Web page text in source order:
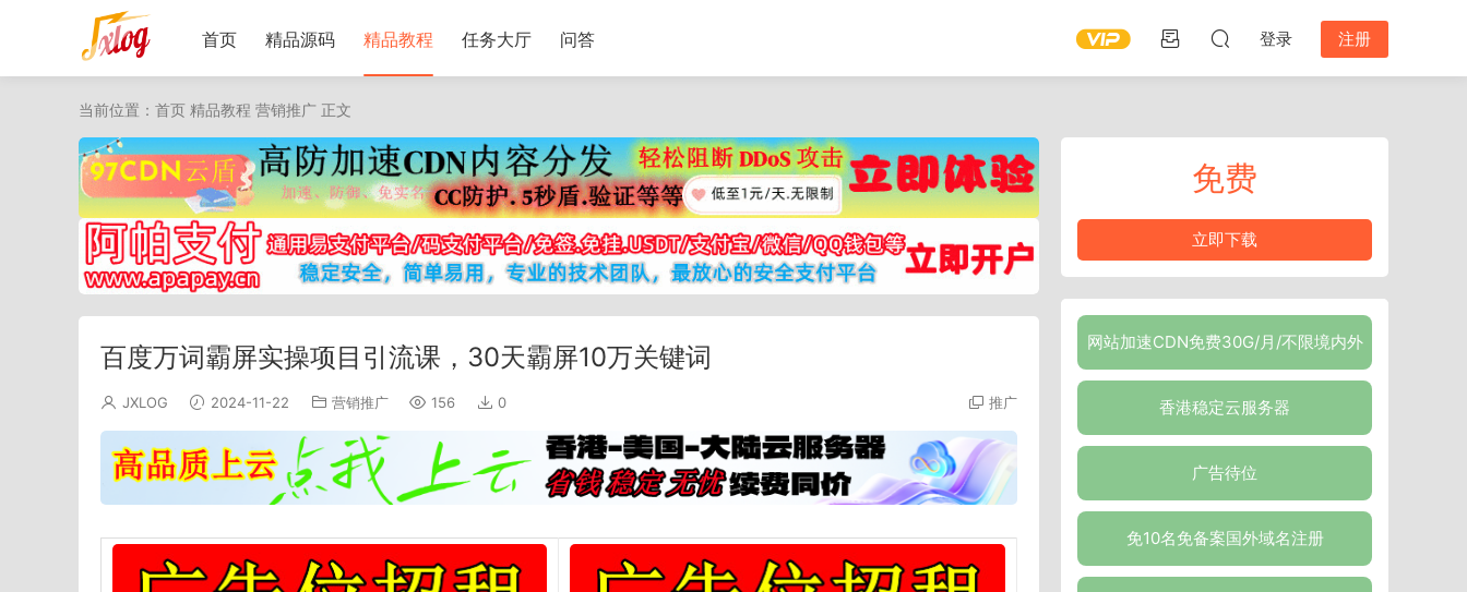
首页 精品源码 精品教程 任务大厅 问答 登录 注册
当前位置： 首页 精品教程 营销推广 正文
百度万词霸屏实操项目引流课，30天霸屏10万关键词
JXLOG 2024-11-22 营销推广 156 0 推广
免费
立即下载
网站加速CDN免费30G/月/不限境内外
香港稳定云服务器
广告待位
免10名免备案国外域名注册